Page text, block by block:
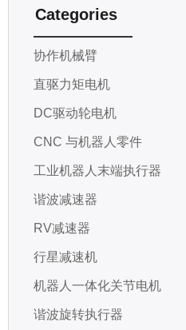
Categories
协作机械臂
直驱力矩电机
DC驱动轮电机
CNC 与机器人零件
工业机器人末端执行器
谐波减速器
RV减速器
行星减速机
机器人一体化关节电机
谐波旋转执行器